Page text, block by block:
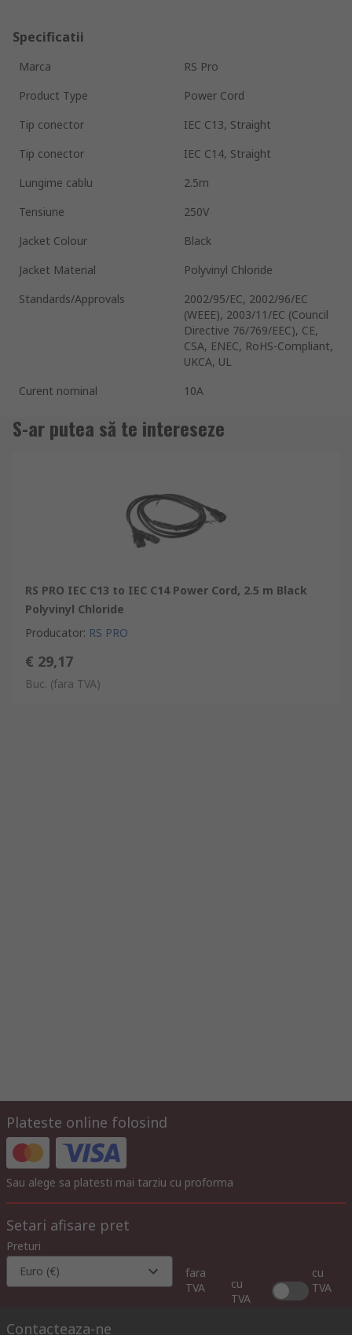
Specificatii
Marca
RS Pro
Product Type
Power Cord
Tip conector
IEC C13, Straight
Tip conector
IEC C14, Straight
Lungime cablu
2.5m
Tensiune
250V
Jacket Colour
Black
Jacket Material
Polyvinyl Chloride
Standards/Approvals
2002/95/EC, 2002/96/EC
(WEEE), 2003/11/EC (Council
Directive 76/769/EEC), CE,
CSA, ENEC, RoHS-Compliant,
UKCA, UL
Curent nominal
10A
S-ar putea să te intereseze
RS PRO IEC C13 to IEC C14 Power Cord, 2.5 m Black
Polyvinyl Chloride
Producator: RS PRO
€ 29,17
Buc. (fara TVA)
Plateste online folosind
Sau alege sa platesti mai tarziu cu proforma
Setari afisare pret
Preturi
Euro (€)
fara
TVA
cu
TVA
cu
TVA
Contacteaza-ne